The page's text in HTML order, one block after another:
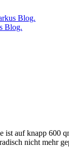
Blog.
Blog.
auf knapp 600
nicht mehr